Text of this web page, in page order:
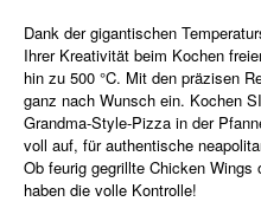
Dank der gigantischen
Ihrer Kreativität beim Kochen
hin zu 500 °C. Mit den präzisen
ganz nach Wunsch ein. Kochen
Grandma-Style-Pizza in der
voll auf, für authentische
Ob feurig gegrillte Chicken
haben die volle Kontrolle!